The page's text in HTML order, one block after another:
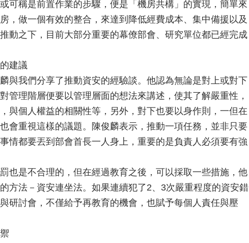
可稱是前置作業的步驟，便是「機房共構」的實現，簡單來
，做一個有效的整合，來達到降低經費成本、集中備援以及
動之下，目前大部分重要的幕僚部會、研究單位都已經完成
建議
與我們分享了推動資安的經驗談。他認為無論是對上或對下
管理階層便要以管理層面的想法來講述，使其了解嚴重性，
與個人權益的相關性等，另外，對下也要以身作則，一但在
會重視這樣的議題。陳俊麟表示，推動一項任務，並非只要
情都要丟到部會首長一人身上，重要的是負責人必須要有強
也是不合理的，但在經過教育之後，可以採取一些措施，他
方法－資安連坐法。如果連續犯了2、3次嚴重程度的資安錯
研討會，不僅給予再教育的機會，也賦予每個人責任與壓